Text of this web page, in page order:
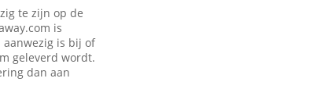
te zijn op de
is
aanwezig is bij of
geleverd wordt.
dan aan